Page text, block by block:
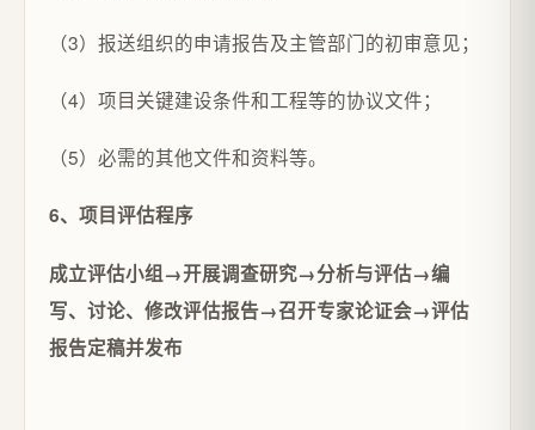
（3）报送组织的申请报告及主管部门的初审意见；
（4）项目关键建设条件和工程等的协议文件；
（5）必需的其他文件和资料等。
6、项目评估程序
成立评估小组→开展调查研究→分析与评估→编
写、讨论、修改评估报告→召开专家论证会→评估
报告定稿并发布